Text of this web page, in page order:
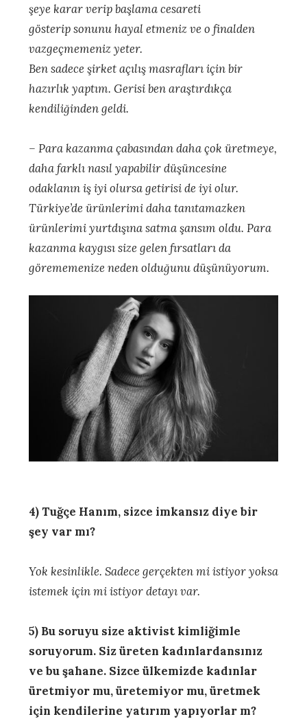
şeye karar verip başlama cesareti
gösterip sonunu hayal etmeniz ve o finalden
vazgeçmemeniz yeter.
Ben sadece şirket açılış masrafları için bir
hazırlık yaptım. Gerisi ben araştırdıkça
kendiliğinden geldi.
– Para kazanma çabasından daha çok üretmeye,
daha farklı nasıl yapabilir düşüncesine
odaklanın iş iyi olursa getirisi de iyi olur.
Türkiye’de ürünlerimi daha tanıtamazken
ürünlerimi yurtdışına satma şansım oldu. Para
kazanma kaygısı size gelen fırsatları da
görememenize neden olduğunu düşünüyorum.
4) Tuğçe Hanım, sizce imkansız diye bir
şey var mı?
Yok kesinlikle. Sadece gerçekten mi istiyor yoksa
istemek için mi istiyor detayı var.
5) Bu soruyu size aktivist kimliğimle
soruyorum. Siz üreten kadınlardansınız
ve bu şahane. Sizce ülkemizde kadınlar
üretmiyor mu, üretemiyor mu, üretmek
için kendilerine yatırım yapıyorlar m?